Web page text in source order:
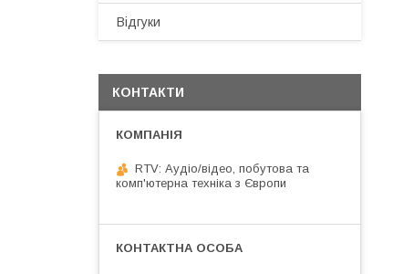
Відгуки
КОНТАКТИ
RTV: Аудіо/відео, побутова та
комп'ютерна техніка з Європи